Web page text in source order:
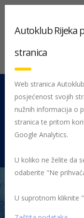
051 212 442
Pon - Pet 08:00 -
Rujevica 9/1,
Početna HAK Članstvo
Autoklub Rijeka
stranica
Web stranica
posjećenost svojih
nužnih informacija o
stranica te pritom
Google Analytics.
U koliko ne želite da
odaberite "Ne
U suprotnom kliknite